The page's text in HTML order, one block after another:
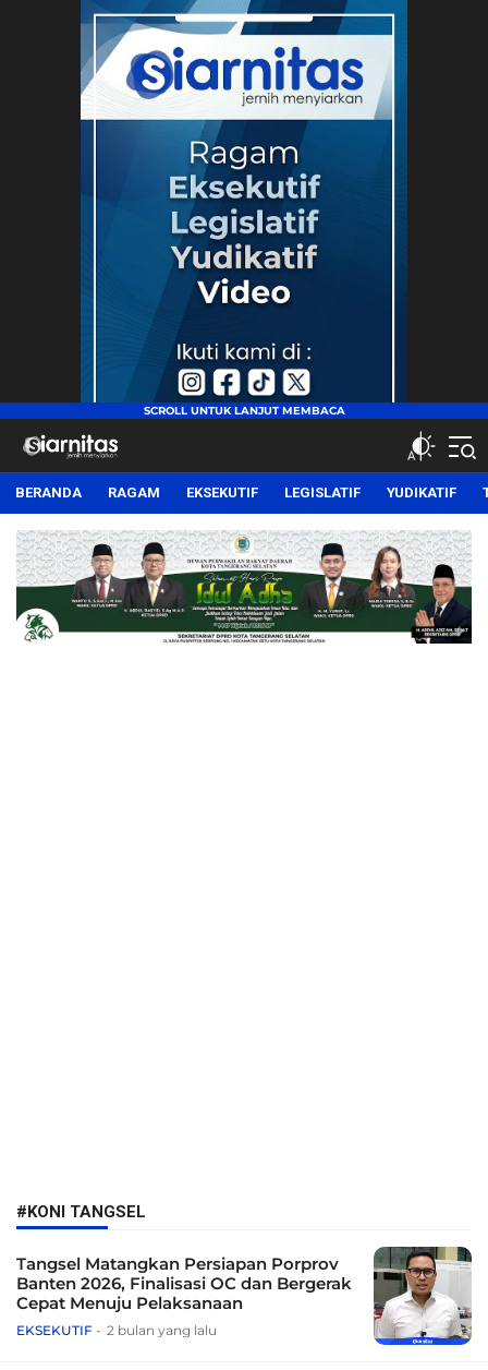
siarnitas
Jernih Menyiarkan
BERANDA RAGAM EKSEKUTIF LEGISLATIF YUDIKATIF
#KONI TANGSEL
Tangsel Matangkan Persiapan Porprov
Banten 2026, Finalisasi OC dan Bergerak
Cepat Menuju Pelaksanaan
EKSEKUTIF 2 bulan yang lalu